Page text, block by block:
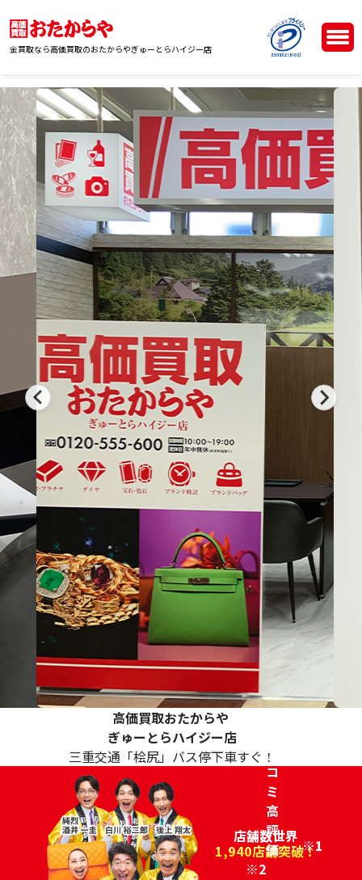
金買取なら高価買取のおたからやぎゅーとらハイジー店
高価買取おたからや
ぎゅーとらハイジー店
三重交通「桧尻」バス停下車すぐ！
店舗数世界
1,940店舗突破！
※1
チ
コ
ミ
高
評
価
96.2%
※2